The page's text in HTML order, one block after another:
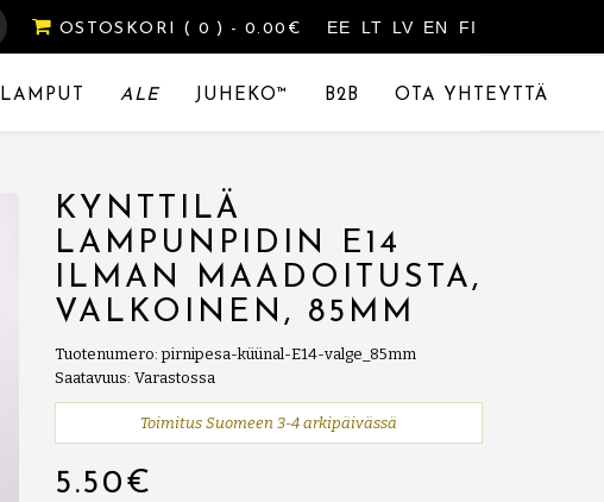
EE LT LV EN FI
OSTOSKORI ( 0 ) - 0.00€
LAMPUT ALE JUHEKO™ B2B OTA YHTEYTTÄ
KYNTTILÄ
LAMPUNPIDIN E14
ILMAN MAADOITUSTA,
VALKOINEN, 85MM
Tuotenumero: pirnipesa-küünal-E14-valge_85mm
Saatavuus: Varastossa
Toimitus Suomeen 3-4 arkipäivässä
5.50€